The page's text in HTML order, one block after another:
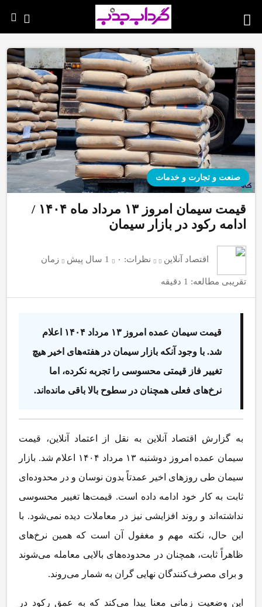
صنعت و تجارت و خدمات
قیمت سیمان امروز ۱۳ مرداد ماه ۱۴۰۴ /
ادامه رکود در بازار سیمان
اقتصاد آنلاین نظرات: ۰ 1 سال پیش زمان
تقریبی مطالعه: 1 دقیقه
قیمت سیمان عمده امروز ۱۳ مرداد ۱۴۰۴ اعلام
شد. با وجود آنکه بازار سیمان در هفته‌های اخیر هیچ
تغییر فاز قیمتی محسوسی را تجربه نکرده، اما
نرخ‌های فعلی همچنان در سطوح بالا باقی مانده‌اند.
به گزارش اقتصاد آنلاین به نقل از اعتماد آنلاین، قیمت
سیمان عمده امروز دوشنبه ۱۳ مرداد ۱۴۰۴ اعلام شد. بازار
سیمان طی روز‌های اخیر عمدتاً بدون نوسان و در محدوده‌ای
ثابت به کار خود ادامه داده است. قیمت‌ها تغییر محسوسی
نداشته‌اند و روند افزایشی نیز در معاملات دیده نمی‌شود. با
این حال، نکته مهم و مغفول آن است که همین نرخ‌های
ظاهراً ثابت، همچنان در محدوده‌های بالایی معامله می‌شوند
و برای مصرف‌کنندگان نهایی گران به شمار می‌روند.
این وضعیت زمانی معنا پیدا می‌کند که به عمق رکود در